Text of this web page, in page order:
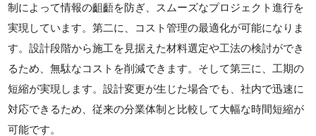
制によって情報の齟齬を防ぎ、スムーズなプロジェクト進行を
実現しています。第二に、コスト管理の最適化が可能になりま
す。設計段階から施工を見据えた材料選定や工法の検討ができ
るため、無駄なコストを削減できます。そして第三に、工期の
短縮が実現します。設計変更が生じた場合でも、社内で迅速に
対応できるため、従来の分業体制と比較して大幅な時間短縮が
可能です。